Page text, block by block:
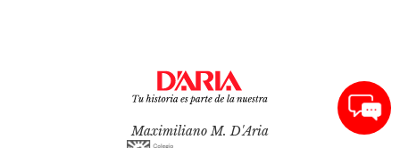
Maximiliano M. D'Aria